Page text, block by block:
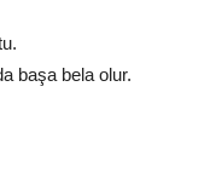
başa bela olur.